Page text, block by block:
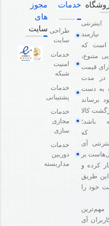
اینترنتی
است که
متنوع،
قیمت
در مدت
به دست
برساند
کالا
باشد؛
که
آی
بر
کرده و
این طریق
خود را
آی
خدمات
طراحی
سایت
خدمات
امنیت
شبکه
خدمات
پشتیبانی
خدمات
مجازی
سازی
خدمات
دوربین
مداربسته
مجوز
های
سایت